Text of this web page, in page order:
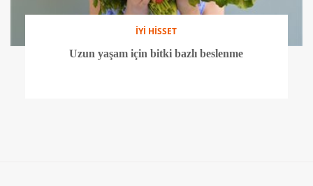
İYİ HİSSET
Uzun yaşam için bitki bazlı beslenme